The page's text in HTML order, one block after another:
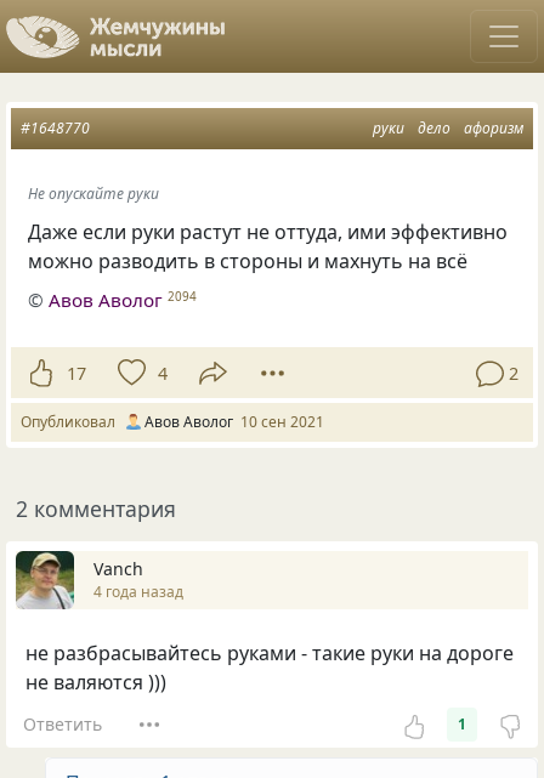
руки дело афоризм
#1648770
Не опускайте руки
Даже если руки растут не оттуда, ими эффективно
можно разводить в стороны и махнуть на всё
©Авов Аволог 2094
17 4 2
Опубликовал Авов Аволог 10 сен 2021
2 комментария
Vanch
4 года назад
не разбрасывайтесь руками - такие руки на дороге
не валяются )))
Ответить 1